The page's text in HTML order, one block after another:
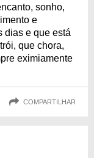
sonho,
e
dias e que está
que chora,
eximiamente
COMPARTILHAR